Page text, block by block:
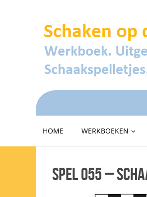
HOME WERKBOEKEN
Spel 055 –